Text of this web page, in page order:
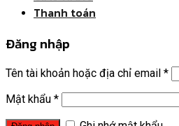
Thanh toán
Đăng nhập
Tên tài khoản hoặc địa chỉ email *
Mật khẩu *